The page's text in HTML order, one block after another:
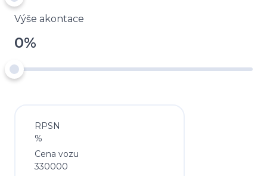
Výše akontace
0%
RPSN
%
Cena vozu
330000